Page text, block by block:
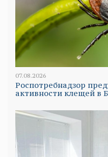
07.08.2026
Роспотребнадзор
активности клещей в